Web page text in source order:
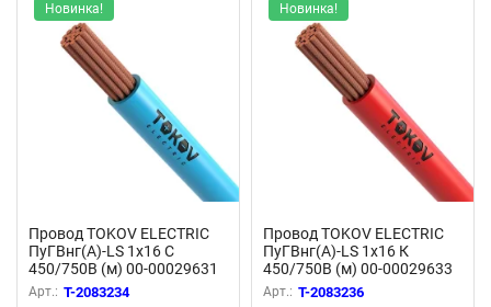
Новинка!
Провод TOKOV ELECTRIC
ПуГВнг(А)-LS 1х16 С
450/750В (м) 00-00029631
Арт.: T-2083234
Новинка!
Провод TOKOV ELECTRIC
ПуГВнг(А)-LS 1х16 К
450/750В (м) 00-00029633
Арт.: T-2083236